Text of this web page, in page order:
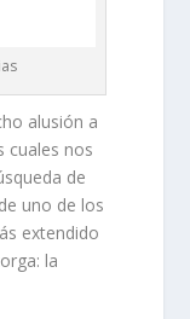
alusión a
cuales nos
de
uno de los
extendido
la